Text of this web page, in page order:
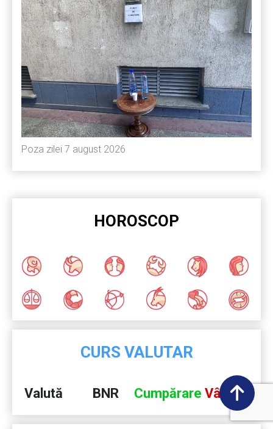
Poza zilei 7 august 2026
HOROSCOP
CURS VALUTAR
Valută BNR Cumpărare Vânzare